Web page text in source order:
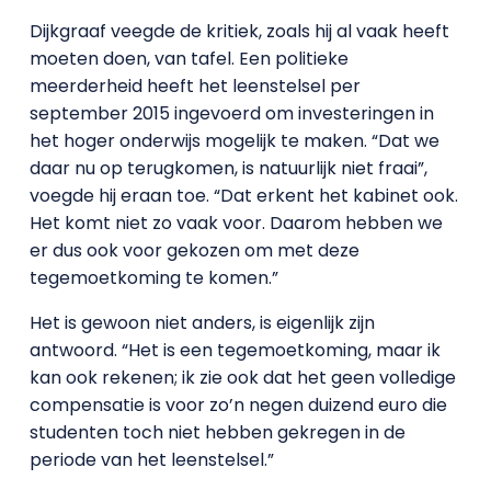
Dijkgraaf veegde de kritiek, zoals hij al vaak heeft
moeten doen, van tafel. Een politieke
meerderheid heeft het leenstelsel per
september 2015 ingevoerd om investeringen in
het hoger onderwijs mogelijk te maken. “Dat we
daar nu op terugkomen, is natuurlijk niet fraai”,
voegde hij eraan toe. “Dat erkent het kabinet ook.
Het komt niet zo vaak voor. Daarom hebben we
er dus ook voor gekozen om met deze
tegemoetkoming te komen.”
Het is gewoon niet anders, is eigenlijk zijn
antwoord. “Het is een tegemoetkoming, maar ik
kan ook rekenen; ik zie ook dat het geen volledige
compensatie is voor zo’n negen duizend euro die
studenten toch niet hebben gekregen in de
periode van het leenstelsel.”